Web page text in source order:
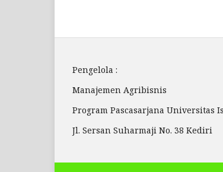
Pengelola :
Manajemen Agribisnis
Program Pascasarjana Universitas
Jl. Sersan Suharmaji No. 38 Kediri